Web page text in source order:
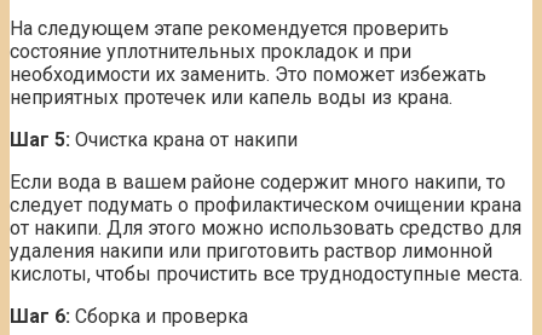
На следующем этапе рекомендуется проверить
состояние уплотнительных прокладок и при
необходимости их заменить. Это поможет избежать
неприятных протечек или капель воды из крана.
Шаг 5: Очистка крана от накипи
Если вода в вашем районе содержит много накипи, то
следует подумать о профилактическом очищении крана
от накипи. Для этого можно использовать средство для
удаления накипи или приготовить раствор лимонной
кислоты, чтобы прочистить все труднодоступные места.
Шаг 6: Сборка и проверка